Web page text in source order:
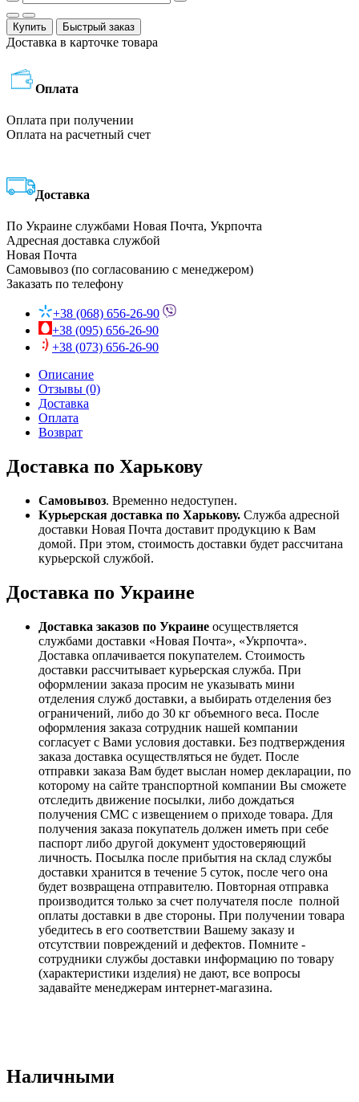
Купить Быстрый заказ
Доставка в карточке товара
Оплата
Оплата при получении
Оплата на расчетный счет
Доставка
По Украине службами Новая Почта, Укрпочта
Адресная доставка службой
Новая Почта
Самовывоз (по согласованию с менеджером)
Заказать по телефону
+38 (068) 656-26-90
+38 (095) 656-26-90
+38 (073) 656-26-90
Описание
Отзывы (0)
Доставка
Оплата
Возврат
Доставка по Харькову
Самовывоз. Временно недоступен.
Курьерская доставка по Харькову. Служба адресной
доставки Новая Почта доставит продукцию к Вам
домой. При этом, стоимость доставки будет рассчитана
курьерской службой.
Доставка по Украине
Доставка заказов по Украине осуществляется
службами доставки «Новая Почта», «Укрпочта».
Доставка оплачивается покупателем. Стоимость
доставки рассчитывает курьерская служба. При
оформлении заказа просим не указывать мини
отделения служб доставки, а выбирать отделения без
ограничений, либо до 30 кг объемного веса. После
оформления заказа сотрудник нашей компании
согласует с Вами условия доставки. Без подтверждения
заказа доставка осуществляться не будет. После
отправки заказа Вам будет выслан номер декларации, по
которому на сайте транспортной компании Вы сможете
отследить движение посылки, либо дождаться
получения СМС с извещением о приходе товара. Для
получения заказа покупатель должен иметь при себе
паспорт либо другой документ удостоверяющий
личность. Посылка после прибытия на склад службы
доставки хранится в течение 5 суток, после чего она
будет возвращена отправителю. Повторная отправка
производится только за счет получателя после полной
оплаты доставки в две стороны. При получении товара
убедитесь в его соответствии Вашему заказу и
отсутствии повреждений и дефектов. Помните -
сотрудники службы доставки информацию по товару
(характеристики изделия) не дают, все вопросы
задавайте менеджерам интернет-магазина.
Наличными